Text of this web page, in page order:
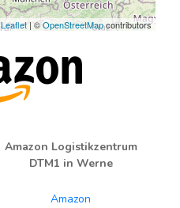
Leaflet | ©OpenStreetMapcontributors
Amazon Logistikzentrum
DTM1 in Werne
Amazon